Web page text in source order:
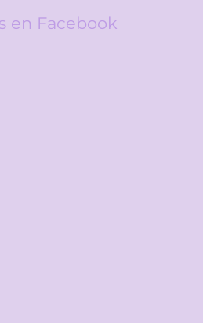
en Facebook